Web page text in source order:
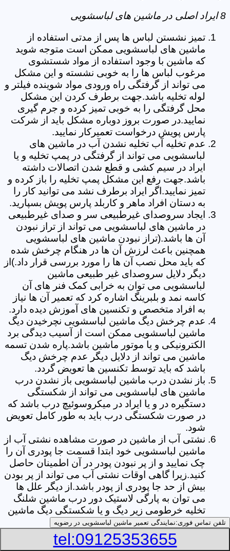
8 ایراد اصلی در ماشین های لباسشویی
تمیز نشستن لباس ها پس از مدتی استفاده از
ماشین های لباسشویی ممکن است متوجه شوید
که ماشین با وجود استفاده از مواد شستشوی
مرغوب لباس ها را به خوبی نشسته و این مشکل
می تواند از گرفتگی راه ورودی مواد شوینده فیلتر و
لوله تخلیه باشد.جهت برطرف کردن این مشکل
محل گرفتگی را به خوبی تمیز کرده و جرم گیری
نمایید.در صورت بروز دوباره مشکل باید از شرکت
پارس پویش درخواست تعمیرکار نمایید.
عدم تخلیه آب تخلیه نشدن آب در ماشین های
لباسشویی می تواند از گرفتگی در پمپ تخلیه و یا
ایراد در سیم کشی و قطع شدن اتصالات داشته
باشد.جهت رفع این مشکل پمپ تخلیه را باز کرده و
تمیز نمایید.اگر ایراد برطرف نشد می توانید کار را
به دستان افراد ماهر و کاربلد پارس پویش بسپارید.
ایجاد سروصدای غیرطبیعی سر و صدای غیرطبیعی
در ماشین های لباسشویی می تواند از تراز نبودن
آن ها باشد.(تراز نبودن ماشین های لباسشویی
همچنین باعث لرزش آن ها در هنگام چرخش شده
که باید محل نصب آن ها را مورد بررسی قرار داد.)از
دیگر دلایل سروصدای غیر طبیعی ماشین
لباسشویی می توان به خرابی کمک فنر های آن
کاسه نمد و بلبرینگ اشاره کرد که تعمیر آن ها نیاز
به افراد متخصص و تکنسین های آموزش دیده دارد.
عدم چرخش دیگ ماشین لباسشویی نچرخیدن دیگ
ماشین لباسشویی ممکن است از آسیب دیدگی برد
الکترونیکی و یا موتور ماشین باشد.پاره شدن تسمه
ماشین می تواند از دلایل دیگر عدم چرخش دیگ
باشد که باید توسط تکنسین ها تعویض گردد.
باز نشدن درب ماشین لباسشویی باز نشدن درب
ماشین های لباسشویی می تواند از شکستگی
دستگیره در و یا ایراد در میکروسوئیچ درب باشد که
در صورت شکستگی درب باید به طور کامل تعویض
شود.
نشتی آب از ماشین در صورت مشاهده نشتی آب از
ماشین لباسشویی خود ابتدا قسمت جا پودری آن را
چک نمایید و از پر نبودن پودر در آن اطمینان حاصل
کنید.زیرا گاهی اوقات نشتی آب می تواند از پر بودن
بیش از حد جا پودری از پودر باشد.از دیگر علل ها
می توان به پارگی لاستیک دور درب ماشین شلنگ
تخلیه خرطومی زیر دیگ و یا شکستگی دیگ ماشین
های لباسشویی اشاره کرد.
خشک نکردن لباس ها یکی از بیشترین علل های
خشک نکردن لباس ها توسط ماشین های
تلفن تماس فوری:نمایندگی تعمیر ماشین لباسشویی در رضویه
tel:09125353655